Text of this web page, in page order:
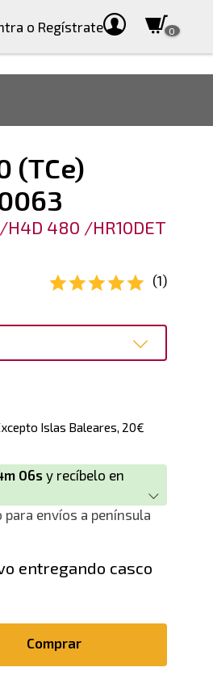
o Regístrate 0
(TCe)
480 /HR10DET
(1)
Islas Baleares, 20€
06s y recíbelo en
envíos a península
entregando casco
Comprar